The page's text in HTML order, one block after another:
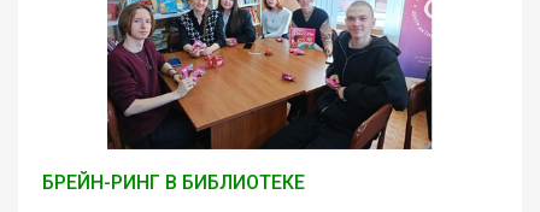
БРЕЙН-РИНГ В БИБЛИОТЕКЕ